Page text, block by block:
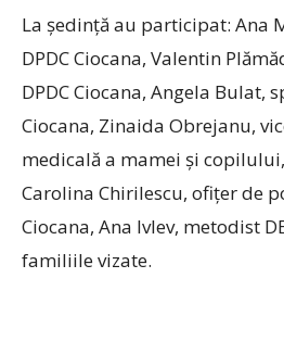
La ședință au participat: Ana
DPDC Ciocana, Valentin
DPDC Ciocana, Angela Bulat,
Ciocana, Zinaida Obrejanu,
medicală a mamei şi
Carolina Chirilescu, ofițer de
Ciocana, Ana Ivlev, metodist
familiile vizate.